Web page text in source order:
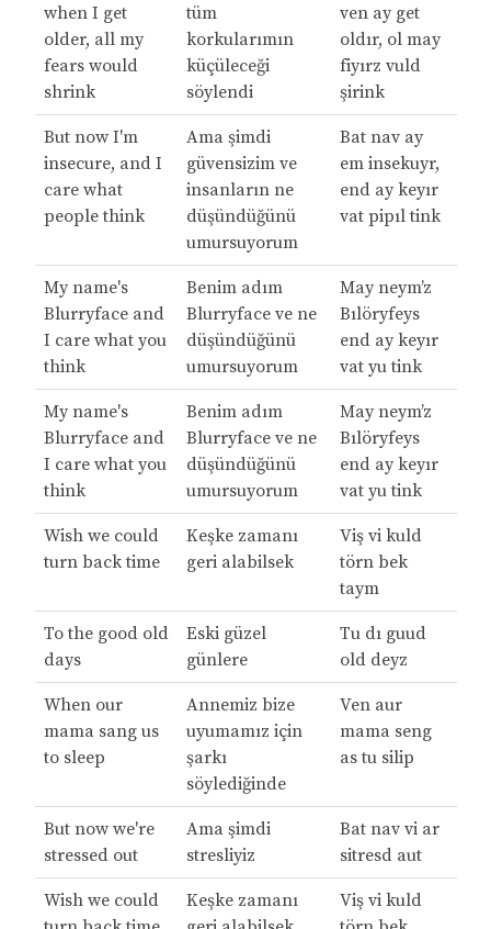
when I get
older, all my
fears would
shrink
tüm
korkularımın
küçüleceği
söylendi
ven ay get
oldır, ol may
fiyırz vuld
şirink
But now I'm
insecure, and I
care what
people think
Ama şimdi
güvensizim ve
insanların ne
düşündüğünü
umursuyorum
Bat nav ay
em insekuyr,
end ay keyır
vat pipıl tink
My name's
Blurryface and
I care what you
think
Benim adım
Blurryface ve ne
düşündüğünü
umursuyorum
May neym’z
Bılöryfeys
end ay keyır
vat yu tink
My name's
Blurryface and
I care what you
think
Benim adım
Blurryface ve ne
düşündüğünü
umursuyorum
May neym’z
Bılöryfeys
end ay keyır
vat yu tink
Wish we could
turn back time
Keşke zamanı
geri alabilsek
Viş vi kuld
törn bek
taym
To the good old
days
Eski güzel
günlere
Tu dı guud
old deyz
When our
mama sang us
to sleep
Annemiz bize
uyumamız için
şarkı
söylediğinde
Ven aur
mama seng
as tu silip
But now we're
stressed out
Ama şimdi
stresliyiz
Bat nav vi ar
sitresd aut
Wish we could
Keşke zamanı
Viş vi kuld